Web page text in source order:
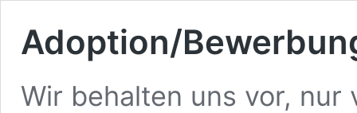
Adoption/
Wir behalten uns vor,